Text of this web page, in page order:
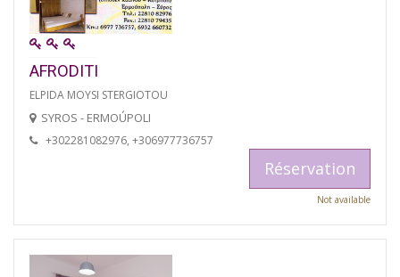
AFRODITI
ELPIDA MOYSI STERGIOTOU
SYROS - ERMOÚPOLI
+302281082976, +306977736757
Réservation
Not available